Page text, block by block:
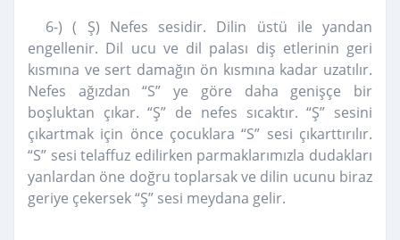
6-) ( Ş) Nefes sesidir. Dilin üstü ile yandan
engellenir. Dil ucu ve dil palası diş etlerinin geri
kısmına ve sert damağın ön kısmına kadar uzatılır.
Nefes ağızdan “S” ye göre daha genişçe bir
boşluktan çıkar. “Ş” de nefes sıcaktır. “Ş” sesini
çıkartmak için önce çocuklara “S” sesi çıkarttırılır.
“S” sesi telaffuz edilirken parmaklarımızla dudakları
yanlardan öne doğru toplarsak ve dilin ucunu biraz
geriye çekersek “Ş” sesi meydana gelir.